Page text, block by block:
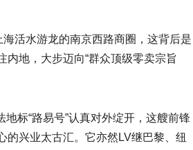
海活水游龙的南京西路商圈，这背后是
内地，大步迈向“群众顶级零卖宗旨
标“路易号”认真对外绽开，这艘前锋
的兴业太古汇。它亦然LV继巴黎、纽